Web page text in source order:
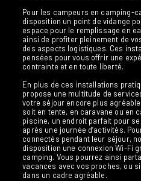
Pour les campeurs en camping-
disposition un point de vidange
espace pour le remplissage en
ainsi de profiter pleinement de
des aspects logistiques. Ces
pensées pour vous offrir une
contrainte et en toute liberté.
En plus de ces installations
propose une multitude de
votre séjour encore plus
soit en tente, en caravane ou en
piscine, un endroit parfait pour
après une journée d’activités.
connectés pendant leur séjour,
disposition une connexion Wi-Fi
camping. Vous pourrez ainsi
vacances avec vos proches, ou
dans un cadre agréable.